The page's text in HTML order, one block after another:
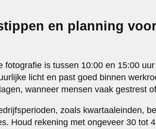
en planning
fotografie is tussen 10:00 en 15:00
licht en past goed binnen
wanneer mensen vaak gestrest
zoals kwartaaleinden,
Houd rekening met ongeveer 30 tot